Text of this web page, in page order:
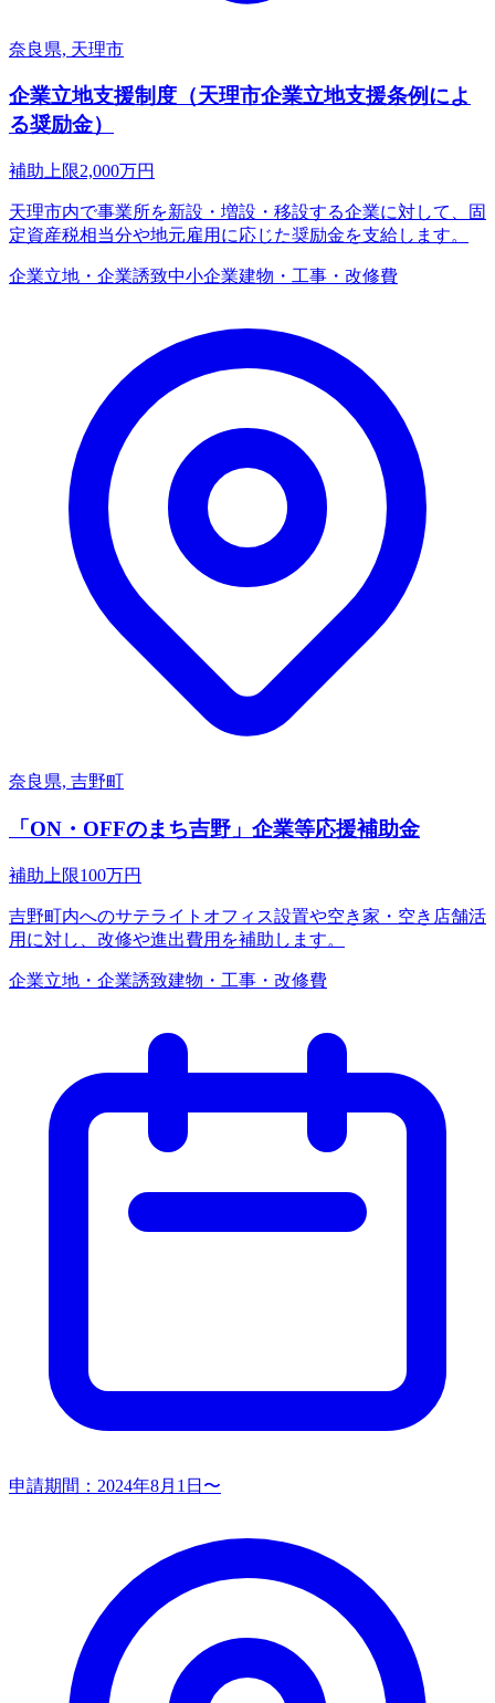
奈良県, 天理市
企業立地支援制度（天理市企業立地支援条例によ
る奨励金）
補助上限2,000万円
天理市内で事業所を新設・増設・移設する企業に対して、固
定資産税相当分や地元雇用に応じた奨励金を支給します。
企業立地・企業誘致中小企業建物・工事・改修費
奈良県, 吉野町
「ON・OFFのまち吉野」企業等応援補助金
補助上限100万円
吉野町内へのサテライトオフィス設置や空き家・空き店舗活
用に対し、改修や進出費用を補助します。
企業立地・企業誘致建物・工事・改修費
申請期間： 2024年8月1日〜